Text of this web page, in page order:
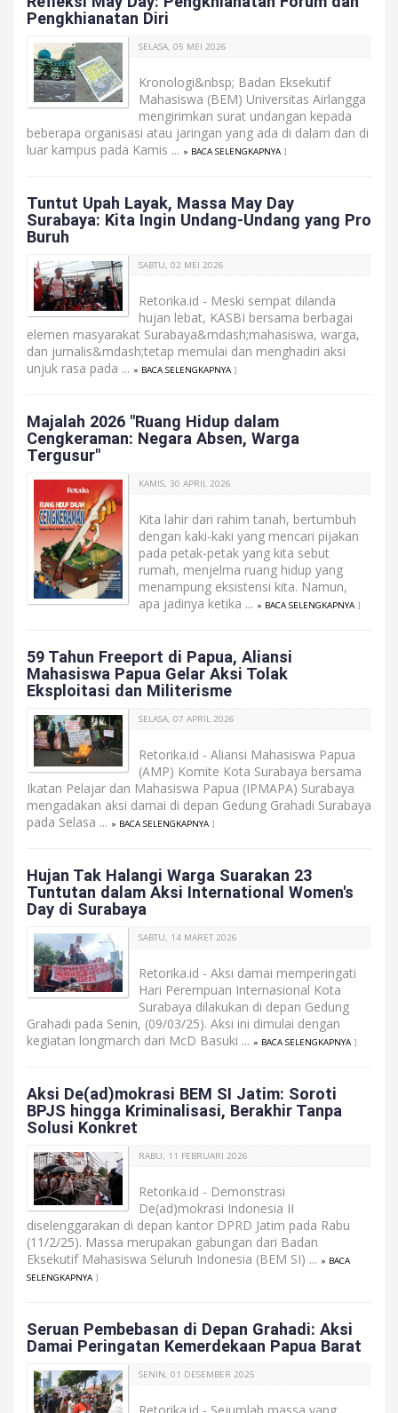
Pengkhianatan Diri
SELASA, 05 MEI 2026
Kronologi&nbsp; Badan Eksekutif
Mahasiswa (BEM) Universitas Airlangga
mengirimkan surat undangan kepada
beberapa organisasi atau jaringan yang ada di dalam dan di
luar kampus pada Kamis ... » BACA SELENGKAPNYA ]
Tuntut Upah Layak, Massa May Day
Surabaya: Kita Ingin Undang-Undang yang Pro
Buruh
SABTU, 02 MEI 2026
Retorika.id - Meski sempat dilanda
hujan lebat, KASBI bersama berbagai
elemen masyarakat Surabaya&mdash;mahasiswa, warga,
dan jurnalis&mdash;tetap memulai dan menghadiri aksi
unjuk rasa pada ... » BACA SELENGKAPNYA ]
Majalah 2026 "Ruang Hidup dalam
Cengkeraman: Negara Absen, Warga
Tergusur"
KAMIS, 30 APRIL 2026
Kita lahir dari rahim tanah, bertumbuh
dengan kaki-kaki yang mencari pijakan
pada petak-petak yang kita sebut
rumah, menjelma ruang hidup yang
menampung eksistensi kita. Namun,
apa jadinya ketika ... » BACA SELENGKAPNYA ]
59 Tahun Freeport di Papua, Aliansi
Mahasiswa Papua Gelar Aksi Tolak
Eksploitasi dan Militerisme
SELASA, 07 APRIL 2026
Retorika.id - Aliansi Mahasiswa Papua
(AMP) Komite Kota Surabaya bersama
Ikatan Pelajar dan Mahasiswa Papua (IPMAPA) Surabaya
mengadakan aksi damai di depan Gedung Grahadi Surabaya
pada Selasa ... » BACA SELENGKAPNYA ]
Hujan Tak Halangi Warga Suarakan 23
Tuntutan dalam Aksi International Women's
Day di Surabaya
SABTU, 14 MARET 2026
Retorika.id - Aksi damai memperingati
Hari Perempuan Internasional Kota
Surabaya dilakukan di depan Gedung
Grahadi pada Senin, (09/03/25). Aksi ini dimulai dengan
kegiatan longmarch dari McD Basuki ... » BACA SELENGKAPNYA ]
Aksi De(ad)mokrasi BEM SI Jatim: Soroti
BPJS hingga Kriminalisasi, Berakhir Tanpa
Solusi Konkret
RABU, 11 FEBRUARI 2026
Retorika.id - Demonstrasi
De(ad)mokrasi Indonesia II
diselenggarakan di depan kantor DPRD Jatim pada Rabu
(11/2/25). Massa merupakan gabungan dari Badan
Eksekutif Mahasiswa Seluruh Indonesia (BEM SI) ... » BACA
SELENGKAPNYA ]
Seruan Pembebasan di Depan Grahadi: Aksi
Damai Peringatan Kemerdekaan Papua Barat
SENIN, 01 DESEMBER 2025